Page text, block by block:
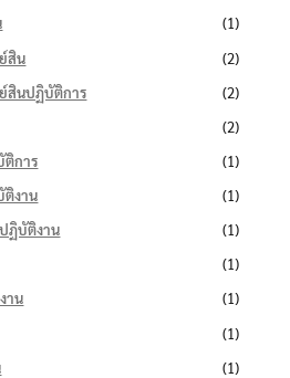
(1)
สิน
(2)
สินปฏิบัติการ
(2)
(2)
ติการ
(1)
ติงาน
(1)
ฏิบัติงาน
(1)
(1)
าน
(1)
(1)
(1)